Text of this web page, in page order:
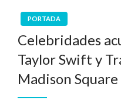
PORTADA
Celebridades
Taylor Swift y
Madison